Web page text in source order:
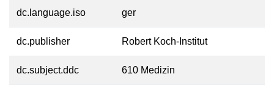
dc.language.iso ger
dc.publisher Robert Koch-Institut
dc.subject.ddc 610 Medizin